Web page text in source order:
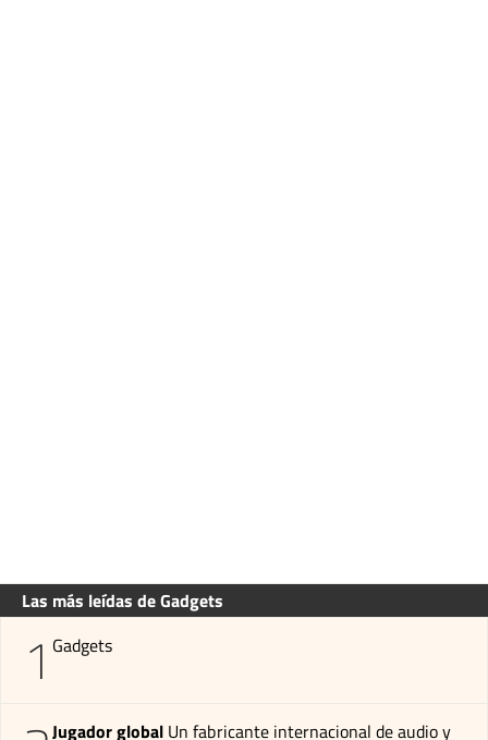
Las más leídas de Gadgets
1 Gadgets
Jugador global Un fabricante internacional de audio y